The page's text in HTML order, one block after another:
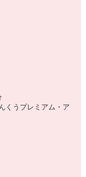
くうプレミアム・ア